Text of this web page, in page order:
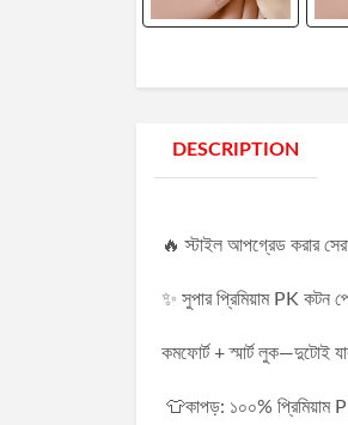
DESCRIPTION
🔥 স্টাইল আপগ্রেড করার
✨ সুপার প্রিমিয়াম PK কটন
কমফোর্ট + স্মার্ট লুক—দুটোই
👕কাপড়: ১০০%